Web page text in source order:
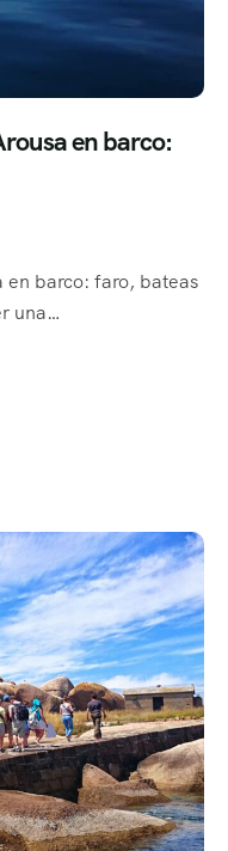
en barco:
en barco: faro, bateas
una…